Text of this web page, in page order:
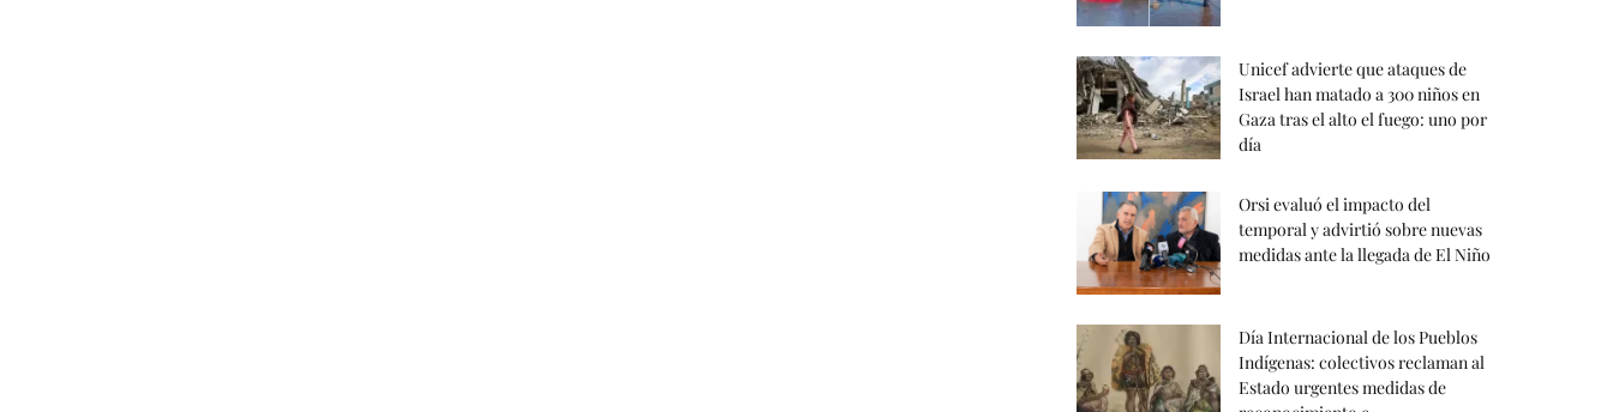
Unicef advierte que ataques de
Israel han matado a 300 niños en
Gaza tras el alto el fuego: uno por
día
Orsi evaluó el impacto del
temporal y advirtió sobre nuevas
medidas ante la llegada de El Niño
Día Internacional de los Pueblos
Indígenas: colectivos reclaman al
Estado urgentes medidas de